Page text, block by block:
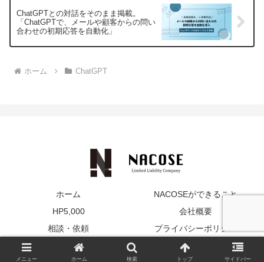
ChatGPTとの対話をそのまま掲載。
「ChatGPTで、メールや顧客からの問い
合わせの初期応答を自動化」
ホーム ChatGPT
ホーム
NACOSEができること
HP5,000
会社概要
相談・依頼
プライバシーポリシー
Copyright © 2018-2026 合同会社NACOSE All Rights Reserved.
メニュー ホーム 検索 トップ サイドバー